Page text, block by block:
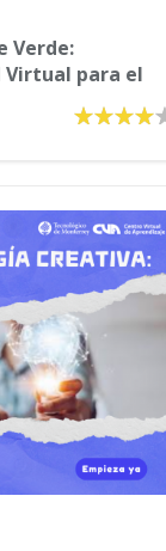
Verde:
Virtual para el
Medio Ambiente.